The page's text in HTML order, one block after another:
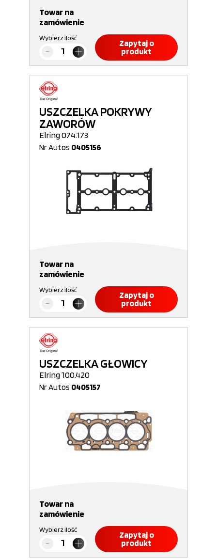
Towar na
zamówienie
Wybierz ilość
Zapytaj o
produkt
USZCZELKA POKRYWY
ZAWORÓW
Elring 074.173
Nr Autos 0405156
Towar na
zamówienie
Wybierz ilość
Zapytaj o
produkt
USZCZELKA GŁOWICY
Elring 100.420
Nr Autos 0405157
Towar na
zamówienie
Wybierz ilość
Zapytaj o
produkt